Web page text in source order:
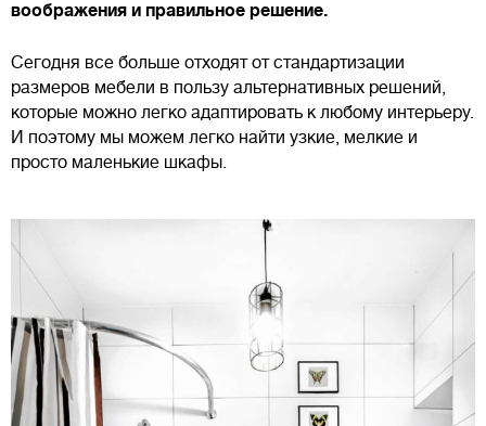
воображения и правильное решение.
Сегодня все больше отходят от стандартизации
размеров мебели в пользу альтернативных решений,
которые можно легко адаптировать к любому интерьеру.
И поэтому мы можем легко найти узкие, мелкие и
просто маленькие шкафы.